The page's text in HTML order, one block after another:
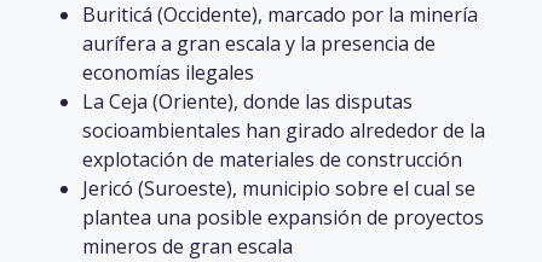
Buriticá (Occidente), marcado por la minería
aurífera a gran escala y la presencia de
economías ilegales
La Ceja (Oriente), donde las disputas
socioambientales han girado alrededor de la
explotación de materiales de construcción
Jericó (Suroeste), municipio sobre el cual se
plantea una posible expansión de proyectos
mineros de gran escala